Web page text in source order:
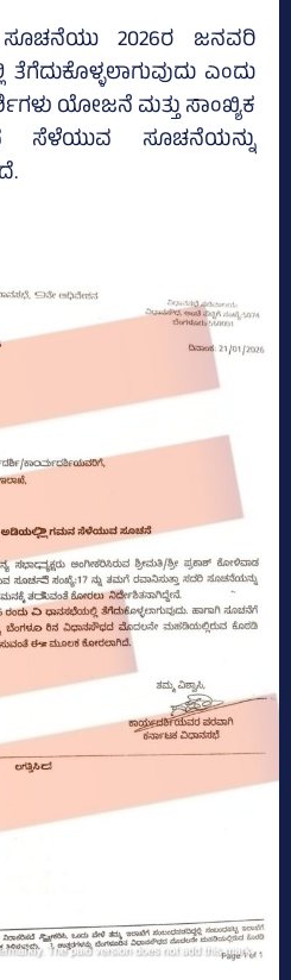
2026ರ ಜನವರಿ
ಎಂದು
ಯೋಜನೆ ಮತ್ತು ಸಾಂಖ್ಯಿಕ
ಸೂಚನೆಯನ್ನು